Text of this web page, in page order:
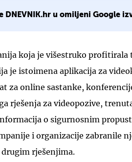
DNEVNIK.hr u omiljeni Google
koja je višestruko profitirala
je istoimena aplikacija za
za online sastanke,
rješenja za videopozive,
o sigurnosnim
i organizacije zabranile
rješenjima.